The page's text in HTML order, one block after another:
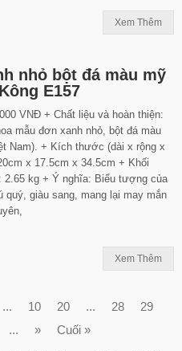
Xem Thêm
nhỏ bột đá màu mỹ
E157
VNĐ + Chất liệu và hoàn thiện:
mẫu đơn xanh nhỏ, bột đá màu
Nam). + Kích thước (dài x rộng x
x 17.5cm x 34.5cm + Khối
2.65 kg + Ý nghĩa: Biểu tượng của
quý, giàu sang, mang lại may mắn
Xem Thêm
... 10 20 ... 28
29
... » Cuối »